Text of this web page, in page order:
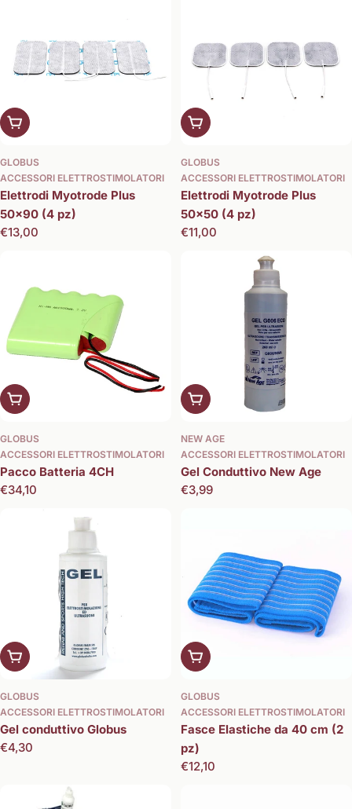
Aggiungi al carrello
GLOBUS
ACCESSORI ELETTROSTIMOLATORI
Elettrodi Myotrode Plus
50x90 (4 pz)
Prezzo
€13,00
Aggiungi al carrello
GLOBUS
ACCESSORI ELETTROSTIMOLATORI
Elettrodi Myotrode Plus
50x50 (4 pz)
Prezzo
€11,00
Aggiungi al carrello
GLOBUS
ACCESSORI ELETTROSTIMOLATORI
Pacco Batteria 4CH
Prezzo
€34,10
Aggiungi al carrello
NEW AGE
ACCESSORI ELETTROSTIMOLATORI
Gel Conduttivo New Age
Prezzo
€3,99
Aggiungi al carrello
GLOBUS
ACCESSORI ELETTROSTIMOLATORI
Gel conduttivo Globus
Prezzo
€4,30
Aggiungi al carrello
GLOBUS
ACCESSORI ELETTROSTIMOLATORI
Fasce Elastiche da 40 cm (2
pz)
Prezzo
€12,10